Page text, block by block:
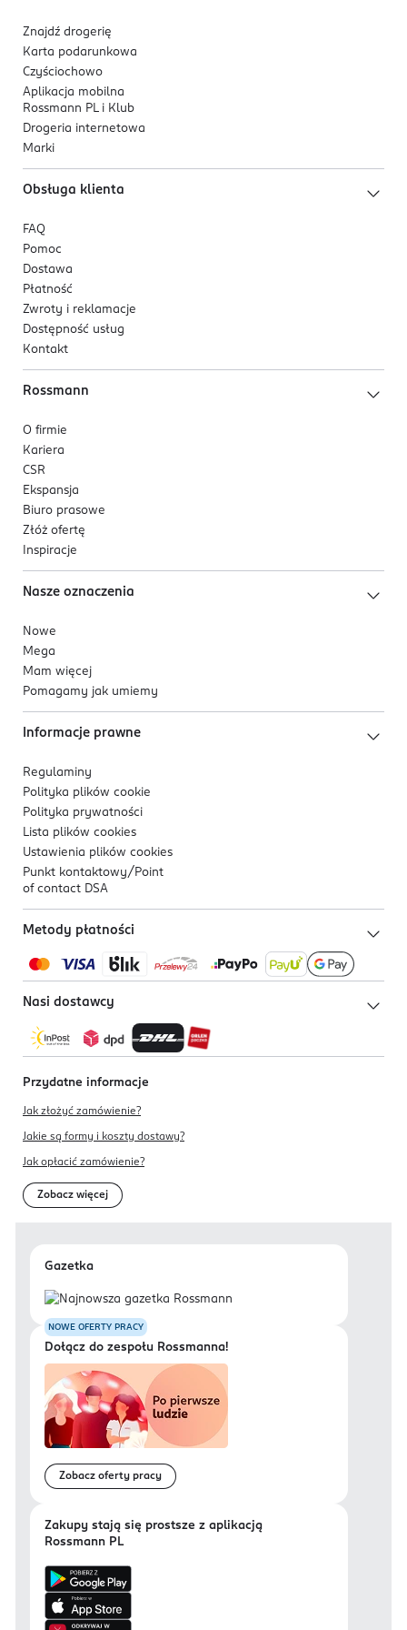
Znajdź drogerię
Karta podarunkowa
Czyściochowo
Aplikacja mobilna
Rossmann PL i Klub
Drogeria internetowa
Marki
Obsługa klienta
FAQ
Pomoc
Dostawa
Płatność
Zwroty i reklamacje
Dostępność usług
Kontakt
Rossmann
O firmie
Kariera
CSR
Ekspansja
Biuro prasowe
Złóż ofertę
Inspiracje
Nasze oznaczenia
Nowe
Mega
Mam więcej
Pomagamy jak umiemy
Informacje prawne
Regulaminy
Polityka plików cookie
Polityka prywatności
Lista plików cookies
Ustawienia plików cookies
Punkt kontaktowy/ Point
of contact DSA
Metody płatności
Nasi dostawcy
Przydatne informacje
Jak złożyć zamówienie?
Jakie są formy i koszty dostawy?
Jak opłacić zamówienie?
Zobacz więcej
Gazetka
NOWE OFERTY PRACY
Dołącz do zespołu Rossmanna!
Zobacz oferty pracy
Zakupy stają się prostsze z aplikacją
Rossmann PL